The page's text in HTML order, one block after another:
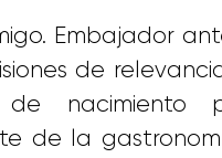
Embajador
de
nacimiento
de la